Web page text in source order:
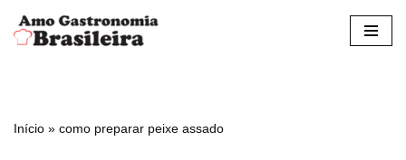
Pular
conteúdo
Início » como preparar peixe assado